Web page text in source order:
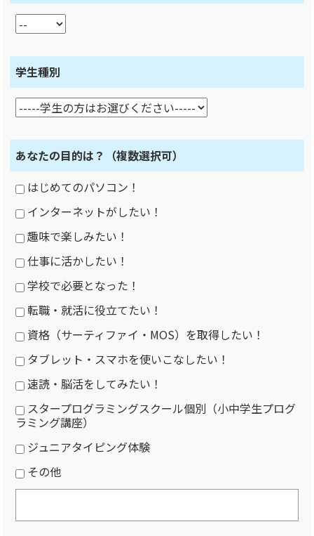
学生種別
あなたの目的は？
（複数選択可）
はじめてのパソコン！
インターネットがしたい！
趣味で楽しみたい！
仕事に活かしたい！
学校で必要となった！
転職・就活に役立てたい！
資格（サーティファイ・MOS）を取得したい！
タブレット・スマホを使いこなしたい！
速読・脳活をしてみたい！
スタープログラミングスクール個別（小中学生プログ
ラミング講座）
ジュニアタイピング体験
その他